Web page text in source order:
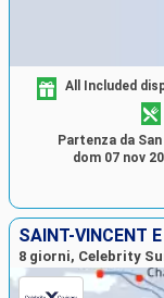
All Included
Partenza da
dom 07 nov
8 giorni, Celebrity